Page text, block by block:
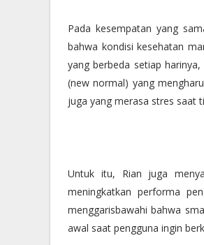
Pada kesempatan yang
bahwa kondisi kesehatan
yang berbeda setiap
(new normal) yang
juga yang merasa stres saat
Untuk itu, Rian juga
meningkatkan performa
menggarisbawahi bahwa
awal saat pengguna ingin